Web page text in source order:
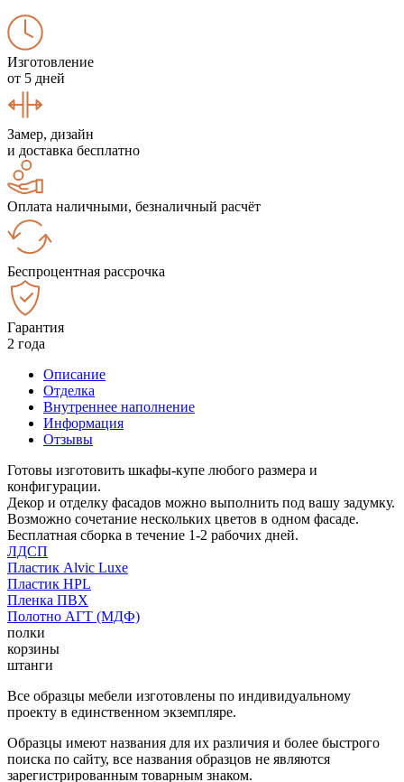
Изготовление
от 5 дней
Замер, дизайн
и доставка бесплатно
Оплата наличными, безналичный расчёт
Беспроцентная рассрочка
Гарантия
2 года
Описание
Отделка
Внутреннее наполнение
Информация
Отзывы
Готовы изготовить шкафы-купе любого размера и
конфигурации.
Декор и отделку фасадов можно выполнить под вашу задумку.
Возможно сочетание нескольких цветов в одном фасаде.
Бесплатная сборка в течение 1-2 рабочих дней.
ЛДСП
Пластик Alvic Luxe
Пластик HPL
Пленка ПВХ
Полотно АГТ (МДФ)
полки
корзины
штанги
Все образцы мебели изготовлены по индивидуальному
проекту в единственном экземпляре.
Образцы имеют названия для их различия и более быстрого
поиска по сайту, все названия образцов не являются
зарегистрированным товарным знаком.